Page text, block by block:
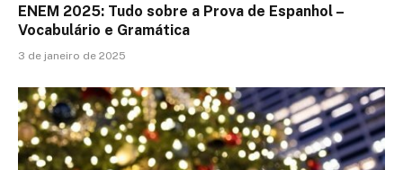
ENEM 2025: Tudo sobre a Prova de Espanhol –
Vocabulário e Gramática
3 de janeiro de 2025